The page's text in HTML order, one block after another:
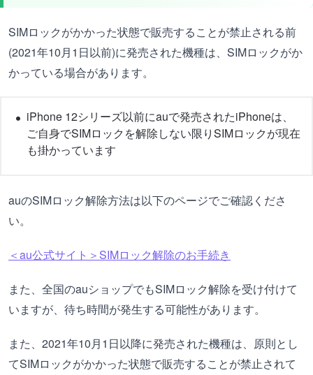
SIMロックがかかった状態で販売することが禁止される前
(2021年10月1日以前)に発売された機種は、SIMロックがか
かっている場合があります。
iPhone 12シリーズ以前にauで発売されたiPhoneは、
ご自身でSIMロックを解除しない限りSIMロックが現在
も掛かっています
auのSIMロック解除方法は以下のページでご確認くださ
い。
＜au公式サイト＞SIMロック解除のお手続き
また、全国のauショップでもSIMロック解除を受け付けて
いますが、待ち時間が発生する可能性があります。
また、2021年10月1日以降に発売された機種は、原則とし
てSIMロックがかかった状態で販売することが禁止されて